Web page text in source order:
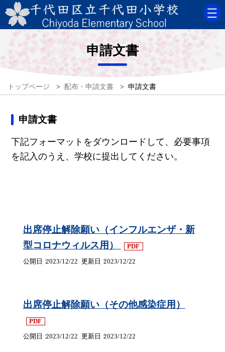
申請文書
トップページ > 配布・申請文書 > 申請文書
申請文書
下記フォーマットをダウンロードして、必要事項
を記入のうえ、学校に提出してください。
出席停止解除願い（インフルエンザ・新
型コロナウィルス用）
PDF
公開日 2023/12/22 更新日 2023/12/22
出席停止解除願い（その他感染症用）
PDF
公開日 2023/12/22 更新日 2023/12/22